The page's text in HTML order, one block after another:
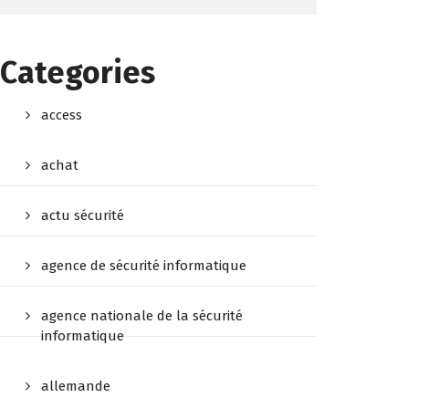
Categories
access
achat
actu sécurité
agence de sécurité informatique
agence nationale de la sécurité
informatique
allemande